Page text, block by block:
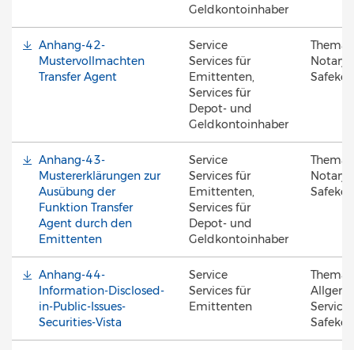
Geldkontoinhaber
Anhang-42-
Mustervollmachten
Transfer Agent
Service
Services für
Emittenten,
Services für
Depot- und
Geldkontoinhaber
Thema
Notary
Anhang-43-
Mustererklärungen zur
Ausübung der
Funktion Transfer
Agent durch den
Emittenten
Service
Services für
Emittenten,
Services für
Depot- und
Geldkontoinhaber
Thema
Notary
Anhang-44-
Information-Disclosed-
in-Public-Issues-
Securities-Vista
Service
Services für
Emittenten
Thema